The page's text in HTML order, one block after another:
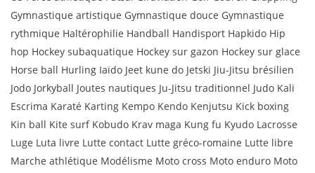
Gymnastique artistique Gymnastique douce Gymnastique
rythmique Haltérophilie Handball Handisport Hapkido Hip
hop Hockey subaquatique Hockey sur gazon Hockey sur glace
Horse ball Hurling Iaïdo Jeet kune do Jetski Jiu-Jitsu brésilien
Jodo Jorkyball Joutes nautiques Ju-Jitsu traditionnel Judo Kali
Escrima Karaté Karting Kempo Kendo Kenjutsu Kick boxing
Kin ball Kite surf Kobudo Krav maga Kung fu Kyudo Lacrosse
Luge Luta livre Lutte contact Lutte gréco-romaine Lutte libre
Marche athlétique Modélisme Moto cross Moto enduro Moto